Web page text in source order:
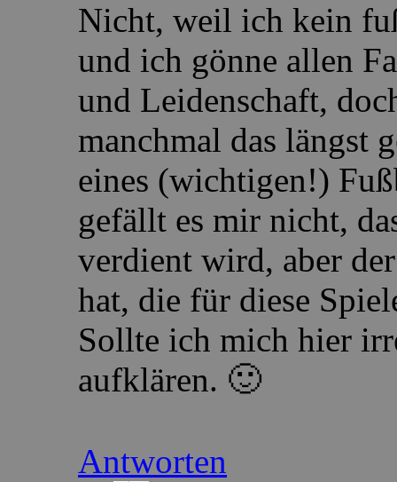
Nicht, weil ich kein
und ich gönne allen
und Leidenschaft,
manchmal das längst
eines (wichtigen!)
gefällt es mir nicht,
verdient wird, aber
hat, die für diese
Sollte ich mich hier
aufklären. 🙂
Antworten